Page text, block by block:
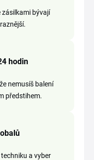
zásilkami bývají
hodin
nemusíš balení
předstihem.
a vyber